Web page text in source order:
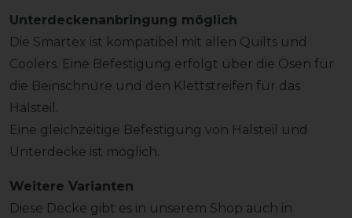
Unterdeckenanbringung möglich
Die Smartex ist kompatibel mit allen Quilts und
Coolers. Eine Befestigung erfolgt über die Ösen für
die Beinschnüre und den Klettstreifen für das
Halsteil.
Eine gleichzeitige Befestigung von Halsteil und
Unterdecke ist möglich.
Weitere Varianten
Diese Decke gibt es in unserem Shop auch in